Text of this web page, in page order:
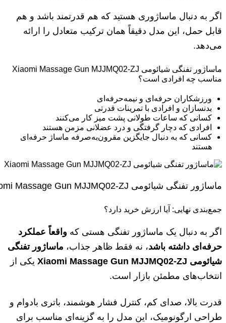
اگر به دنبال ماساژوری هستید که هم قدرتمند باشد و هم
قابل حمل، این مدل دقیقاً همان ترکیب متعادل را ارائه
می‌دهد.
ماساژور تفنگی شیائومی Xiaomi Massage Gun MJJMQ02-ZJ
مناسب چه افرادی است؟
ورزشکاران حرفه‌ای و نیمه‌حرفه‌ای
بدنسازان و افرادی با تمرینات قدرتی
کسانی که ساعات طولانی پشت میز کار می‌کنند
افرادی که دچار گرفتگی و درد عضلانی مزمن هستند
کسانی که به دنبال جایگزین مقرون‌به‌صرفه ماساژ حرفه‌ای
هستند
ماساژور تفنگی شیائومی Xiaomi Massage Gun MJJMQ02-ZJ
جمع‌بندی نهایی: آیا ارزش خرید دارد؟
اگر به دنبال یک ماساژور تفنگی هستی که واقعاً عملکرد
حرفه‌ای داشته باشد، نه فقط ظاهر جذاب، ماساژور تفنگی
شیائومی
یکی از
انتخاب‌های مطمئن بازار است.
قدرت بالا، صدای کم، کنترل فشار هوشمند، باتری بادوام و
طراحی ارگونومیک، این مدل را به گزینه‌ای مناسب برای